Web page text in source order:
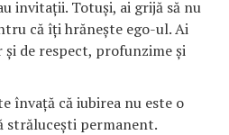
invitații. Totuși, ai grijă să nu
că îți hrănește ego-ul. Ai
și de respect, profunzime și
învață că iubirea nu este o
strălucești permanent.